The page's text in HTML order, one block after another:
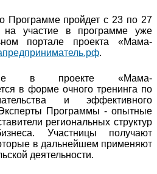
Программе пройдет с 23 по 27
на участие в программе уже
портале проекта «Мама-
.
в проекте «Мама-
в форме очного тренинга по
и эффективного
Программы - опытные
региональных структур
Участницы получают
в дальнейшем применяют
деятельности.